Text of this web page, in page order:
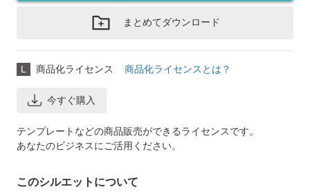
まとめてダウンロード
L 商品化ライセンス 商品化ライセンスとは？
今すぐ購入
テンプレートなどの商品販売ができるライセンスです。
あなたのビジネスにご活用ください。
このシルエットについて